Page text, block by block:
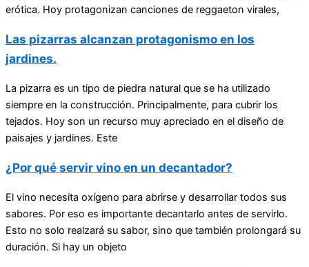
erótica. Hoy protagonizan canciones de reggaeton virales,
Las pizarras alcanzan protagonismo en los
jardines.
La pizarra es un tipo de piedra natural que se ha utilizado
siempre en la construcción. Principalmente, para cubrir los
tejados. Hoy son un recurso muy apreciado en el diseño de
paisajes y jardines. Este
¿Por qué servir vino en un decantador?
El vino necesita oxígeno para abrirse y desarrollar todos sus
sabores. Por eso es importante decantarlo antes de servirlo.
Esto no solo realzará su sabor, sino que también prolongará su
duración. Si hay un objeto